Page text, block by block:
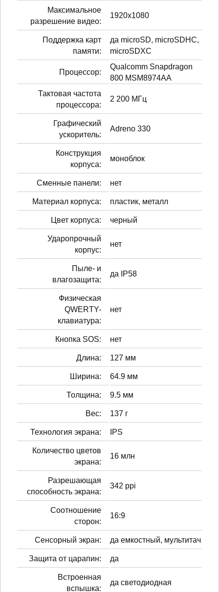
Максимальное
разрешение видео:
1920x1080
Поддержка карт
памяти:
да microSD, microSDHC,
microSDXC
Процессор:
Qualcomm Snapdragon
800 MSM8974AA
Тактовая частота
процессора:
2 200 МГц
Графический
ускоритель:
Adreno 330
Конструкция
корпуса:
моноблок
Сменные панели: нет
Материал корпуса: пластик, металл
Цвет корпуса: черный
Ударопрочный
корпус:
нет
Пыле- и
влагозащита:
да IP58
Физическая
QWERTY-
клавиатура:
нет
Кнопка SOS: нет
Длина: 127 мм
Ширина: 64.9 мм
Толщина: 9.5 мм
Вес: 137 г
Технология экрана: IPS
Количество цветов
экрана:
16 млн
Разрешающая
способность экрана:
342 ppi
Соотношение
сторон:
16:9
Сенсорный экран: да емкостный, мультитач
Защита от царапин: да
Встроенная
вспышка:
да светодиодная